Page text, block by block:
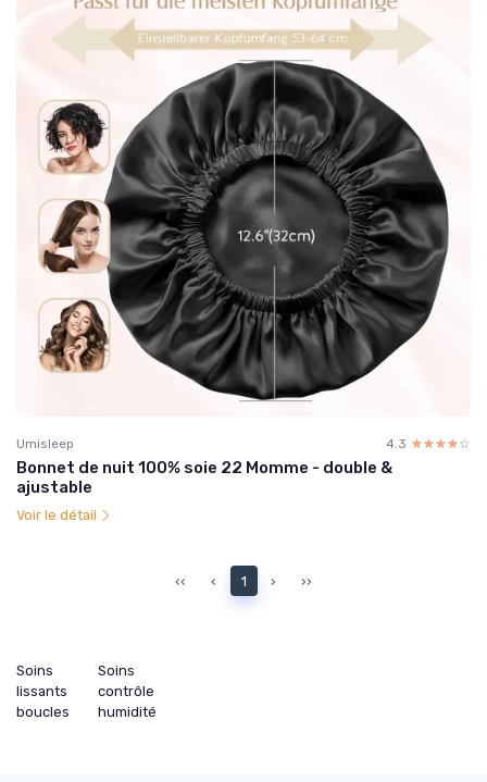
Umisleep 4.3 ☆☆☆☆☆
★★★★★
Bonnet de nuit 100% soie 22 Momme - double &
ajustable
Voir le détail
‹‹ ‹ 1 › ››
Soins
lissants
boucles
Soins
contrôle
humidité